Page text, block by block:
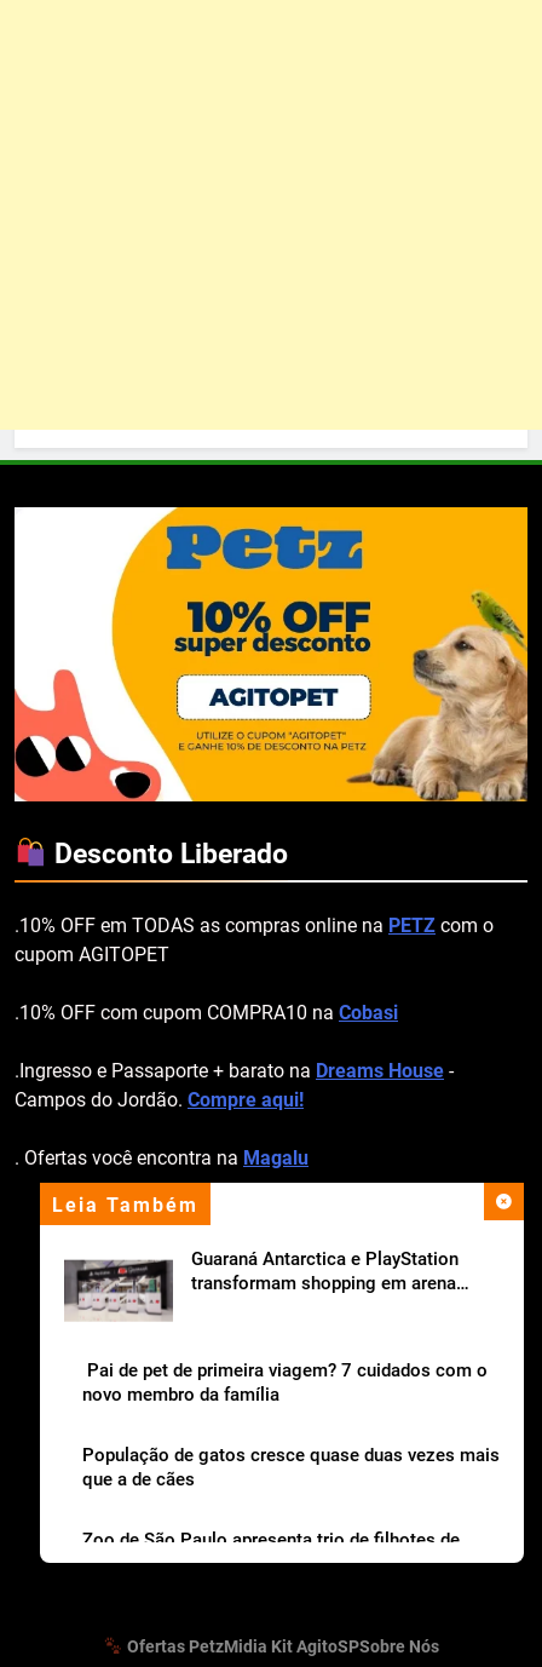
Leia Também
Guaraná Antarctica e PlayStation
transformam shopping em arena
Pai de pet de primeira viagem? 7 cuidados com o
novo membro da família
População de gatos cresce quase duas vezes mais
que a de cães
Zoo de São Paulo apresenta trio de filhotes de
lobo-guará
Desconto Liberado
.10% OFF em TODAS as compras online na PETZ com o
cupom AGITOPET
.10% OFF com cupom COMPRA10 na Cobasi
.Ingresso e Passaporte + barato na Dreams House -
Campos do Jordão. Compre aqui!
. Ofertas você encontra na Magalu
apoio institucional
Ofertas PetzMidia Kit AgitoSPSobre Nós